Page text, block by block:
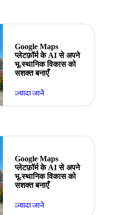
Google Maps
प्लेटफ़ॉर्म के AI से अपने
भू-स्थानिक विकास को
सशक्त बनाएँ
ज़्यादा जानें
Google Maps
प्लेटफ़ॉर्म के AI से अपने
भू-स्थानिक विकास को
सशक्त बनाएँ
ज़्यादा जानें